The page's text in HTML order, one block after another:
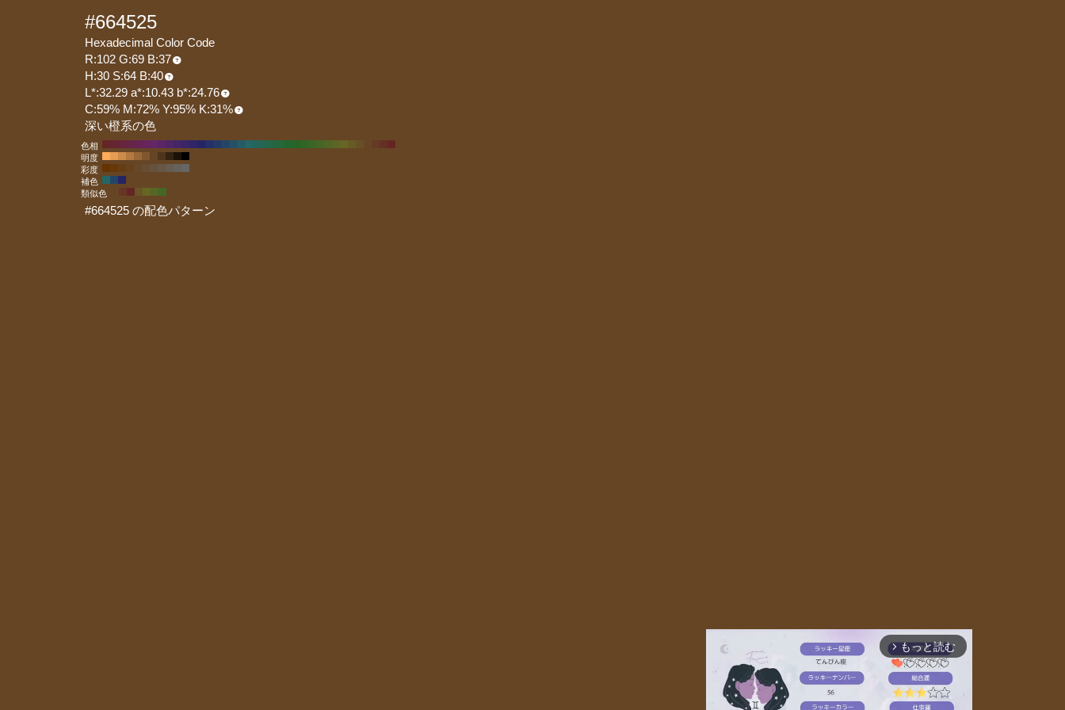
#664525
Hexadecimal Color Code
R:102 G:69 B:37
H:30 S:64 B:40
L*:32.29 a*:10.43 b*:24.76
C:59% M:72% Y:95% K:31%
深い橙系の色
色相
明度
彩度
補色
類似色
#664525 の配色パターン
arrow_forward_ios もっと読む